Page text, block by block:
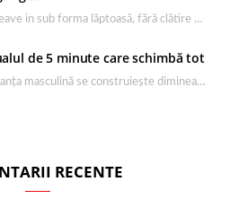
Un leave in sub forma lăptoasă, fără clătire care completează rutina Ultimate Smooth și transformă…
de 5 minute care schimbă tot
Eleganța masculină se construiește dimineața, în câteva minute și cu produsele potrivite. O rutină de…
RECENTE